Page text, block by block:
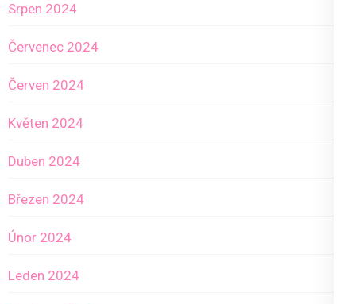
Srpen 2024
Červenec 2024
Červen 2024
Květen 2024
Duben 2024
Březen 2024
Únor 2024
Leden 2024